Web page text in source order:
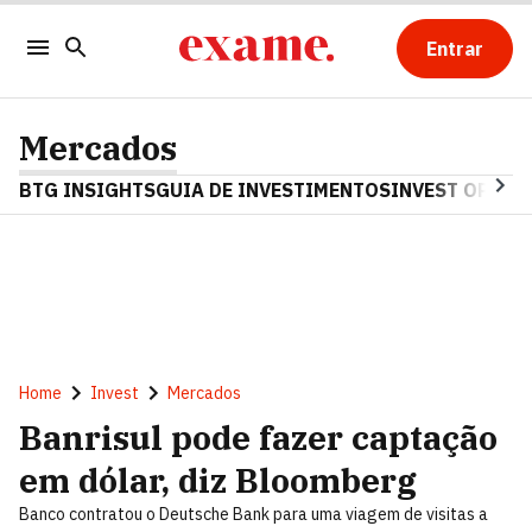
Entrar
Mercados
BTG INSIGHTSGUIA DE INVESTIMENTOSINVEST OPINA
Home Invest Mercados
Banrisul pode fazer captação
em dólar, diz Bloomberg
Banco contratou o Deutsche Bank para uma viagem de visitas a